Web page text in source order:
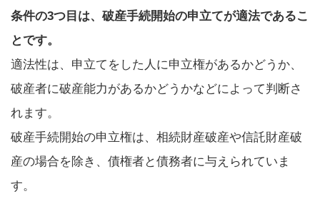
条件の3つ目は、破産手続開始の申立てが適法であるこ
とです。
適法性は、申立てをした人に申立権があるかどうか、
破産者に破産能力があるかどうかなどによって判断さ
れます。
破産手続開始の申立権は、相続財産破産や信託財産破
産の場合を除き、債権者と債務者に与えられていま
す。